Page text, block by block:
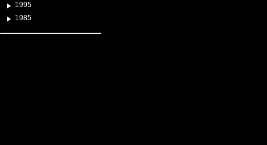
1995
1985